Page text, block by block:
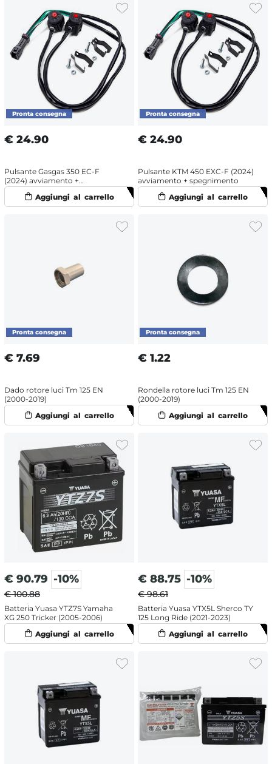
€ 24.90
Pulsante Gasgas 350 EC-F
(2024) avviamento +
spegnimento
€ 24.90
Pulsante KTM 450 EXC-F (2024)
avviamento + spegnimento
€ 7.69
Dado rotore luci Tm 125 EN
(2000-2019)
€ 1.22
Rondella rotore luci Tm 125 EN
(2000-2019)
€ 90.79 -10%
€ 100.88
Batteria Yuasa YTZ7S Yamaha
XG 250 Tricker (2005-2006)
€ 88.75 -10%
€ 98.61
Batteria Yuasa YTX5L Sherco TY
125 Long Ride (2021-2023)